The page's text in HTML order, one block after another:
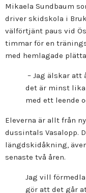
Mikaela Sundbaum
driver skidskola i
välförtjänt paus vid
timmar för en
med hemlagade
– Jag älskar att
det är minst
med ett leende
Eleverna är allt från
dussintals Vasalopp.
längdskidåkning,
senaste två åren.
Jag vill
gör att det går